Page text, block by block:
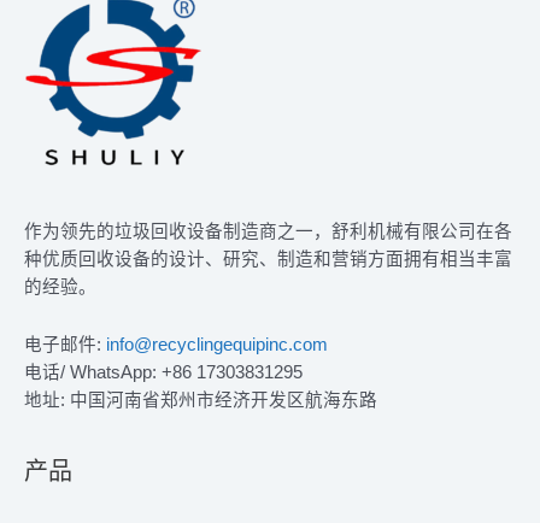
作为领先的垃圾回收设备制造商之一，舒利机械有限公司在各
种优质回收设备的设计、研究、制造和营销方面拥有相当丰富
的经验。
电子邮件: info@recyclingequipinc.com
电话/ WhatsApp: +86 17303831295
地址: 中国河南省郑州市经济开发区航海东路
产品